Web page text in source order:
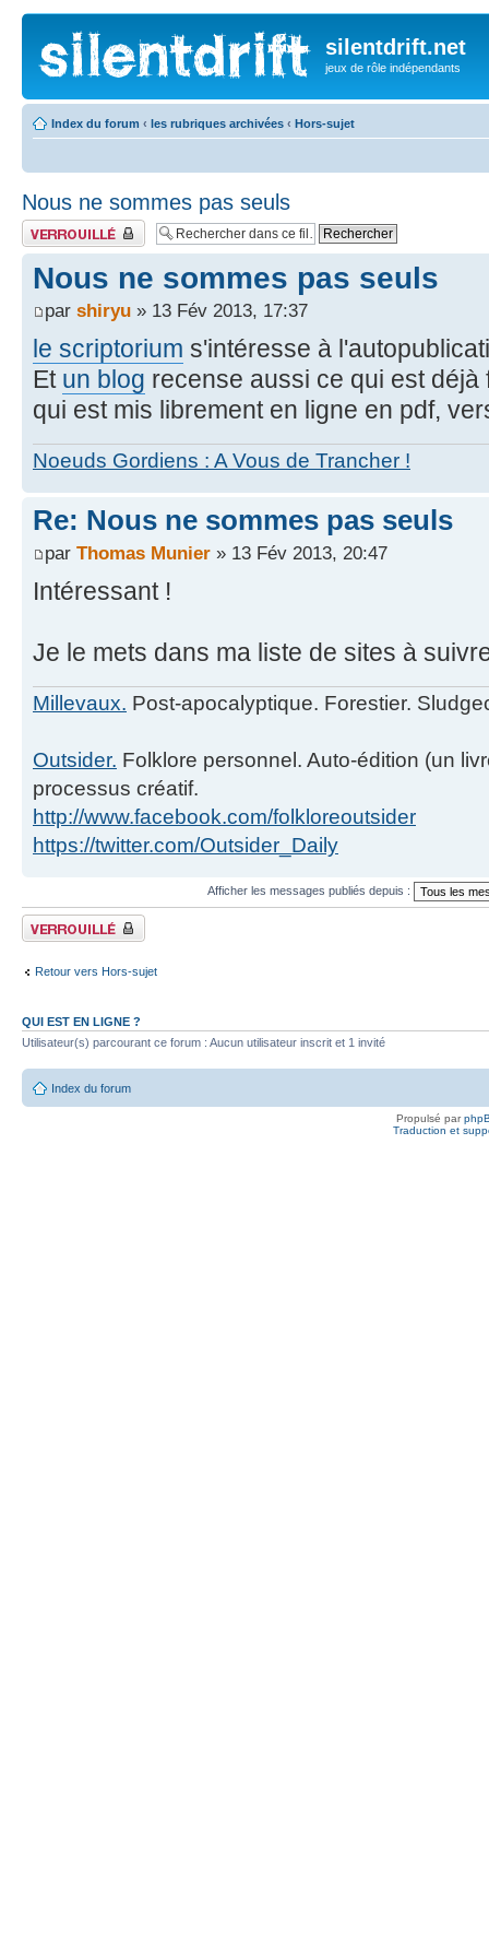
silentdrift.net
jeux de rôle indépendants
Index du forum ‹ les rubriques archivées ‹ Hors-sujet
Nous ne sommes pas seuls
Fil verrouillé
Nous ne sommes pas seuls
par shiryu » 13 Fév 2013, 17:37
le scriptorium s'intéresse à
Et un blog recense aussi ce qui est
qui est mis librement en ligne en pdf,
Noeuds Gordiens : A Vous de Trancher !
Re: Nous ne sommes pas seuls
par Thomas Munier » 13 Fév 2013, 20:47
Intéressant !
Je le mets dans ma liste de sites à
Millevaux. Post-apocalyptique. Forestier.
Outsider. Folklore personnel. Auto-édition (un
processus créatif.
http://www.facebook.com/folkloreoutsider
https://twitter.com/Outsider_Daily
Afficher les messages publiés depuis :
Fil verrouillé
Retour vers Hors-sujet
QUI EST EN LIGNE ?
Utilisateur(s) parcourant ce forum : Aucun utilisateur inscrit et 1 invité
Index du forum
Propulsé par
Traduction et